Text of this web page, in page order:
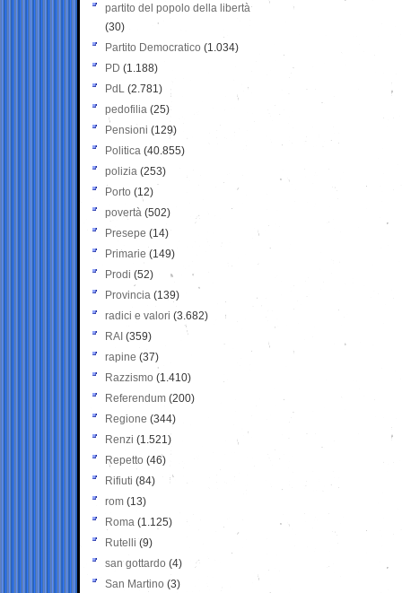
partito del popolo della libertà
(30)
Partito Democratico (1.034)
PD (1.188)
PdL (2.781)
pedofilia (25)
Pensioni (129)
Politica (40.855)
polizia (253)
Porto (12)
povertà (502)
Presepe (14)
Primarie (149)
Prodi (52)
Provincia (139)
radici e valori (3.682)
RAI (359)
rapine (37)
Razzismo (1.410)
Referendum (200)
Regione (344)
Renzi (1.521)
Repetto (46)
Rifiuti (84)
rom (13)
Roma (1.125)
Rutelli (9)
san gottardo (4)
San Martino (3)